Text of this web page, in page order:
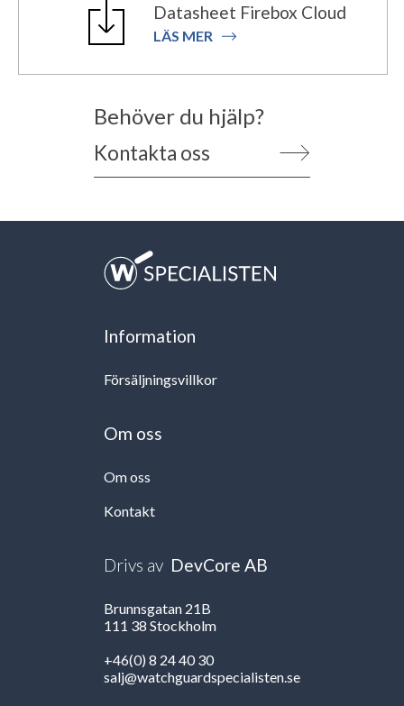
Datasheet Firebox Cloud
LÄS MER
Behöver du hjälp?
Kontakta oss
Information
Försäljningsvillkor
Om oss
Om oss
Kontakt
Drivs av DevCore AB
Brunnsgatan 21B
111 38 Stockholm
+46(0) 8 24 40 30
salj@watchguardspecialisten.se